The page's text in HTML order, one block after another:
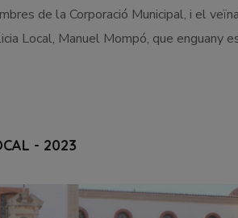
de la Corporació Municipal, i el
Local, Manuel Mompó, que enguany
- 2023